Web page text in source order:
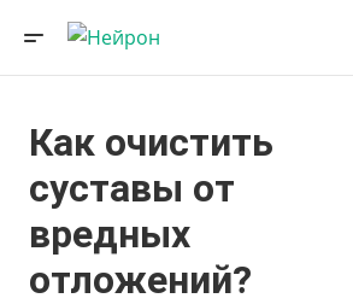
Как очистить
суставы от
вредных
отложений?